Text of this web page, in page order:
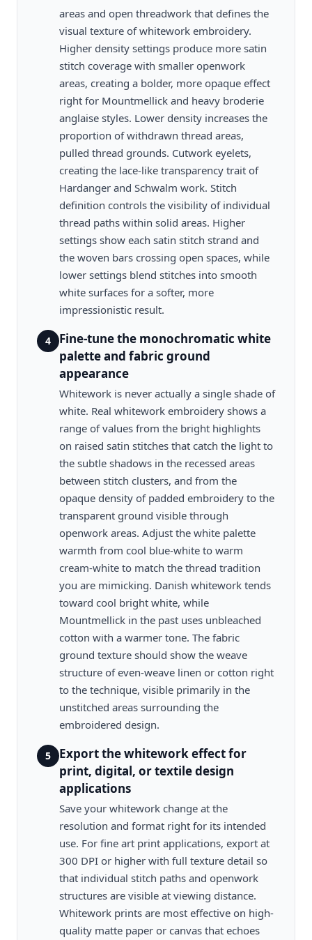
areas and open threadwork that defines the
visual texture of whitework embroidery.
Higher density settings produce more satin
stitch coverage with smaller openwork
areas, creating a bolder, more opaque effect
right for Mountmellick and heavy broderie
anglaise styles. Lower density increases the
proportion of withdrawn thread areas,
pulled thread grounds. Cutwork eyelets,
creating the lace-like transparency trait of
Hardanger and Schwalm work. Stitch
definition controls the visibility of individual
thread paths within solid areas. Higher
settings show each satin stitch strand and
the woven bars crossing open spaces, while
lower settings blend stitches into smooth
white surfaces for a softer, more
impressionistic result.
4
Fine-tune the monochromatic white
palette and fabric ground
appearance
Whitework is never actually a single shade of
white. Real whitework embroidery shows a
range of values from the bright highlights
on raised satin stitches that catch the light to
the subtle shadows in the recessed areas
between stitch clusters, and from the
opaque density of padded embroidery to the
transparent ground visible through
openwork areas. Adjust the white palette
warmth from cool blue-white to warm
cream-white to match the thread tradition
you are mimicking. Danish whitework tends
toward cool bright white, while
Mountmellick in the past uses unbleached
cotton with a warmer tone. The fabric
ground texture should show the weave
structure of even-weave linen or cotton right
to the technique, visible primarily in the
unstitched areas surrounding the
embroidered design.
5
Export the whitework effect for
print, digital, or textile design
applications
Save your whitework change at the
resolution and format right for its intended
use. For fine art print applications, export at
300 DPI or higher with full texture detail so
that individual stitch paths and openwork
structures are visible at viewing distance.
Whitework prints are most effective on high-
quality matte paper or canvas that echoes